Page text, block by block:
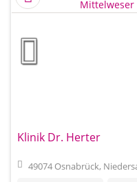
Klinik Dr. Herter
49074 Osnabrück,